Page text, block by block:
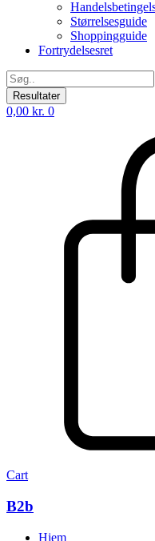
Størrelsesguide
Shoppingguide
Fortrydelsesret
Search
...Resultater
0,00 kr. 0
Cart
B2b
Hjem